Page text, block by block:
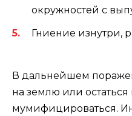
окружностей с
Гниение изнутри,
В дальнейшем
на землю или
мумифицироваться.